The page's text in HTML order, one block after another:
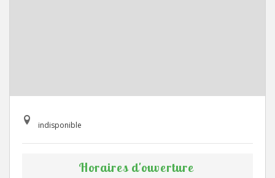
indisponible
Horaires d'ouverture